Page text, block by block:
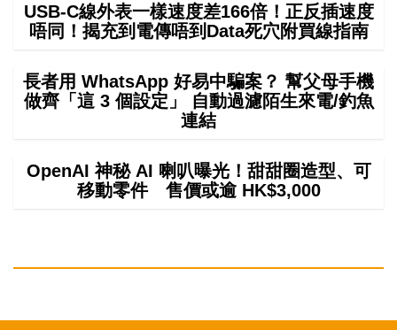
USB-C線外表一樣速度差166倍！正反插速度
唔同！揭充到電傳唔到Data死穴附買線指南
長者用 WhatsApp 好易中騙案？ 幫父母手機
做齊「這 3 個設定」 自動過濾陌生來電/釣魚
連結
OpenAI 神秘 AI 喇叭曝光！甜甜圈造型、可
移動零件 售價或逾 HK$3,000